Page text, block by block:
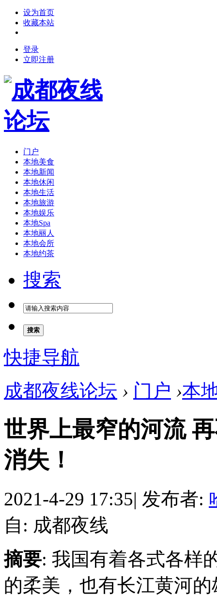
设为首页
收藏本站
登录
立即注册
门户
本地美食
本地新闻
本地休闲
本地生活
本地旅游
本地娱乐
本地Spa
本地丽人
本地会所
本地约茶
搜索
搜索
快捷导航
成都夜线论坛 › 门户 ›本
世界上最窄的河流
消失！
2021-4-29 17:35| 发布者:
自: 成都夜线
摘要: 我国有着各式各样
的柔美，也有长江黄河